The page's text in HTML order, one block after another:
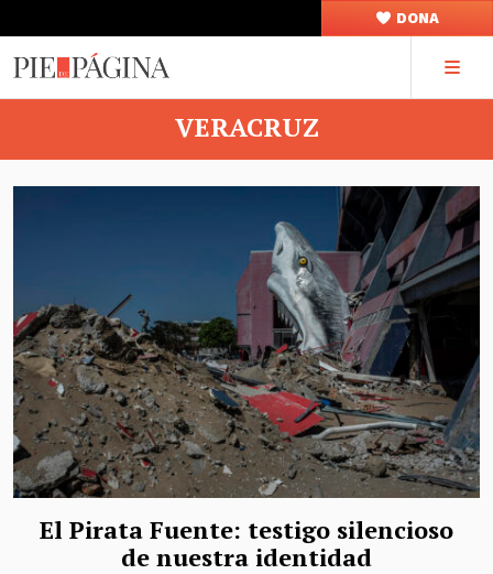
DONA
VERACRUZ
El Pirata Fuente: testigo silencioso
de nuestra identidad